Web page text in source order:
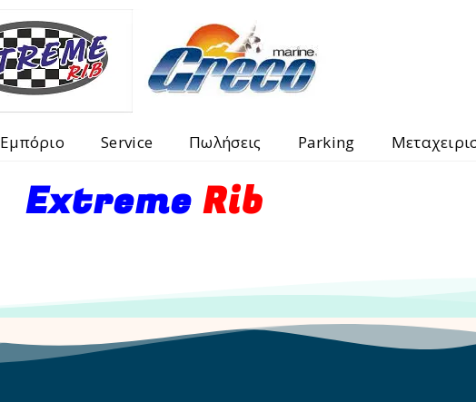
Εμπόριο Service Πωλήσεις Parking
ExtremeRib